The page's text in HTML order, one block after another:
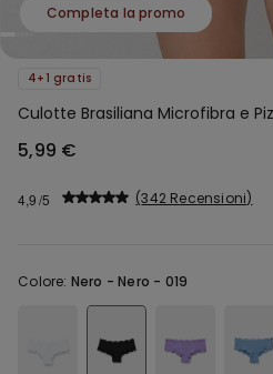
Completa la promo
4+1 gratis
Culotte Brasiliana Microfibra e
5,99 €
4,9 342 Recensioni
Colore: Nero -Nero - 019